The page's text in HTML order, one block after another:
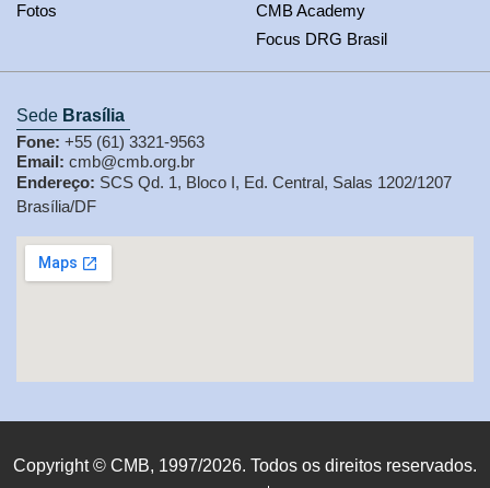
Fotos
CMB Academy
Focus DRG Brasil
Sede Brasília
Fone: +55 (61) 3321-9563
Email: cmb@cmb.org.br
Endereço: SCS Qd. 1, Bloco I, Ed. Central, Salas 1202/1207
Brasília/DF
Copyright © CMB, 1997/2026. Todos os direitos reservados.